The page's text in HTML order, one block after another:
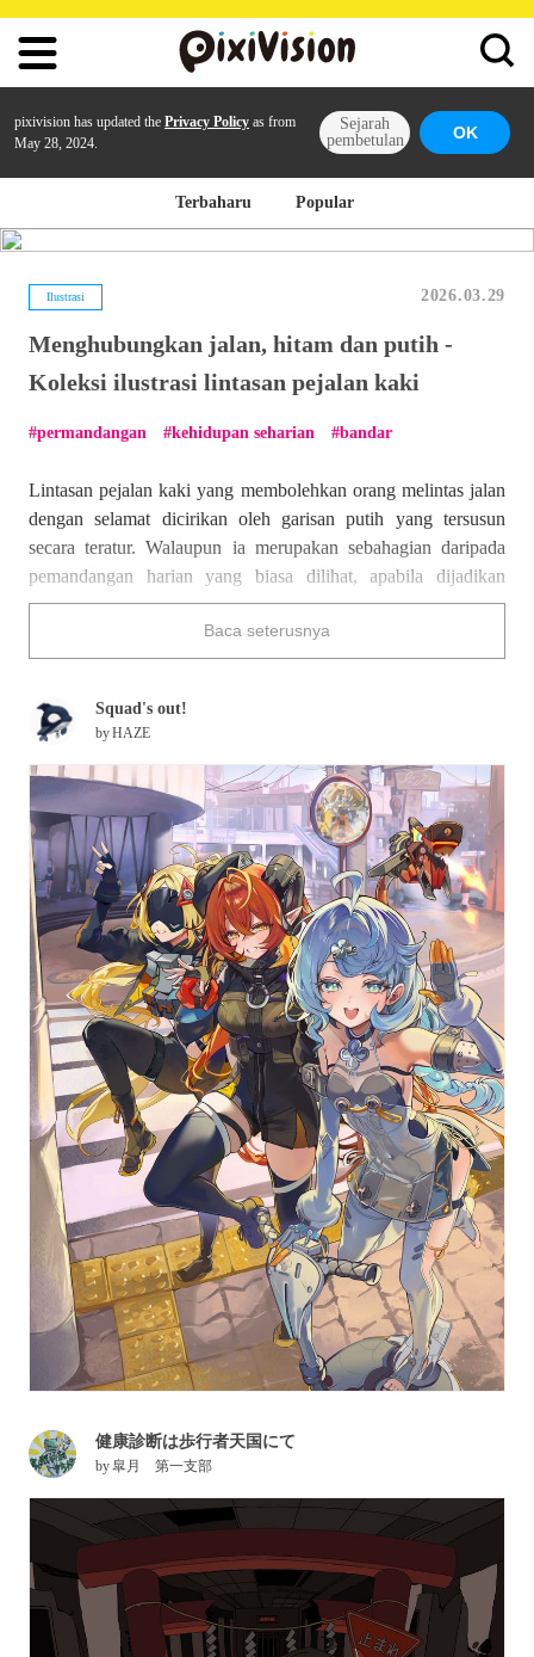
pixivision has updated the Privacy Policy as from
May 28, 2024.
Sejarah
pembetulan
OK
Terbaharu Popular
Ilustrasi 2026.03.29
Menghubungkan jalan, hitam dan putih -
Koleksi ilustrasi lintasan pejalan kaki
permandangan kehidupan seharian bandar
Lintasan pejalan kaki yang membolehkan orang melintas jalan
dengan selamat dicirikan oleh garisan putih yang tersusun
secara teratur. Walaupun ia merupakan sebahagian daripada
pemandangan harian yang biasa dilihat, apabila dijadikan
sebagai motif dalam ilustrasi, ia memberikan kesan yang
Kali ini, kami telah membawakan ilustrasi yang
Baca seterusnya
Squad's out!
byHAZE
健康診断は歩行者天国にて
by皐月 第一支部